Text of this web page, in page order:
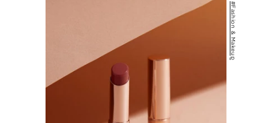
#Fashion & Makeup